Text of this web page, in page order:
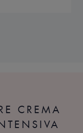
CREMA